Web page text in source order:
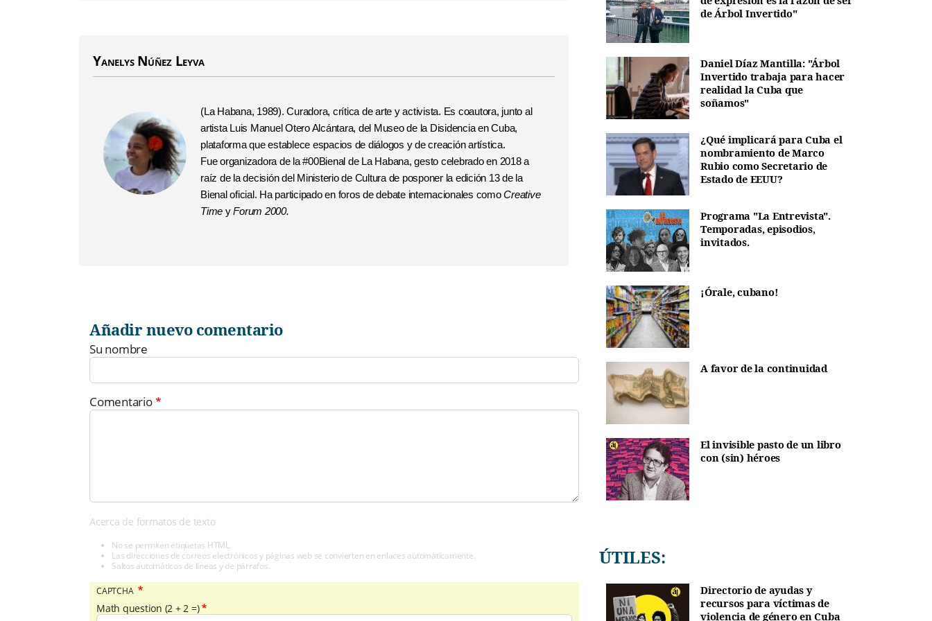
Yanelys Núñez Leyva
(La Habana, 1989). Curadora, crítica de arte y activista. Es coautora, junto al
artista Luis Manuel Otero Alcántara, del Museo de la Disidencia en Cuba,
plataforma que establece espacios de diálogos y de creación artística.
Fue organizadora de la #00Bienal de La Habana, gesto celebrado en 2018 a
raíz de la decisión del Ministerio de Cultura de posponer la edición 13 de la
Bienal oficial. Ha participado en foros de debate internacionales comoCreative
Time yForum 2000.
Añadir nuevo comentario
Su nombre
Comentario
Acerca de formatos de texto
No se permiten etiquetas HTML.
Las direcciones de correos electrónicos y páginas web se convierten en enlaces automáticamente.
Saltos automáticos de líneas y de párrafos.
CAPTCHA
Math question (2 + 2 =)
de Árbol Invertido"
Daniel Díaz Mantilla: "Árbol
Invertido trabaja para hacer
realidad la Cuba que
soñamos"
¿Qué implicará para Cuba el
nombramiento de Marco
Rubio como Secretario de
Estado de EEUU?
Programa "La Entrevista".
Temporadas, episodios,
invitados.
¡Órale, cubano!
A favor de la continuidad
El invisible pasto de un libro
con (sin) héroes
ÚTILES:
Directorio de ayudas y
recursos para víctimas de
violencia de género en Cuba